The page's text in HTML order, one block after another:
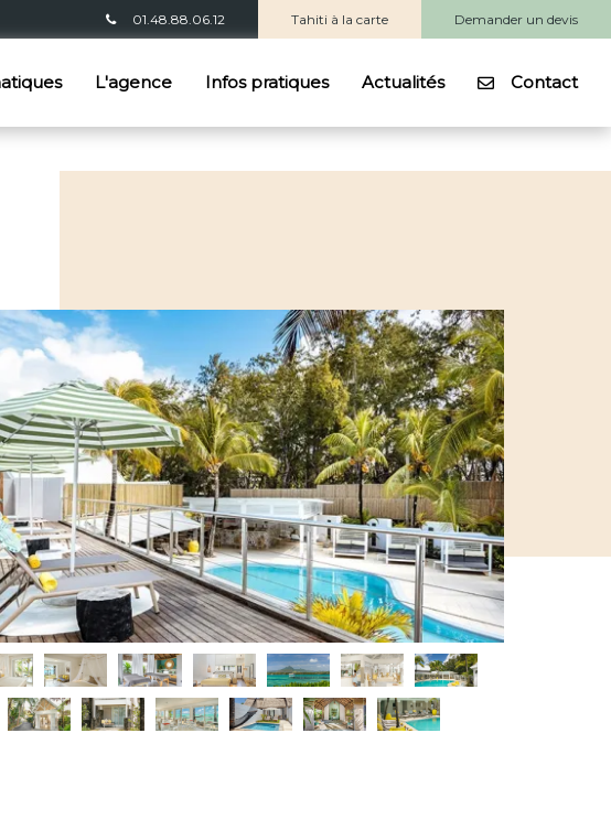
01.48.88.06.12 Tahiti à la carte Demander un devis
L'agence Infos pratiques Actualités Contact